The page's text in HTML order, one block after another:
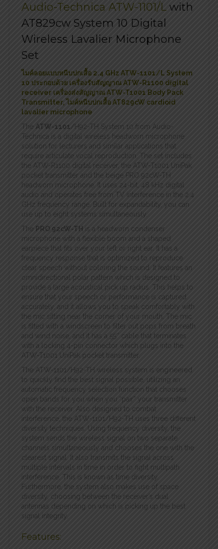
Audio-Technica ATW-1101/L with
AT829cw System 10 Digital
Wireless Lavalier Microphone
Set
ไมค์ลอยแบบหนีบปกเสื้อ 2.4 GHz ATW-1101/L System
10 ประกอบด้วย เครื่องรับสัญญาณ ATW-R1100 digital
receiver เครื่องส่งสัญญาณ ATW-T1001 Body Pack
Transmitter, ไมค์หนีบปกเสื้อ AT829cW cardioid
lavalier microphone
The ATW-1101/H92-TH System 10 from Audio-
Technica is a digital wireless headworn microphone
solution for lecturers and similar applications that
require articulate vocal reproduction. The set includes
the ATW-R1100 digital receiver, the ATW-T1001 UniPak
pocket transmitter and the beige PRO 92cW-TH
headworn microphone. It uses 24-bit, 48 kHz digital
audio and operates free from TV interference in the 2.4
GHz frequency range. Built for expandability, you can
use up to eight systems simultaneously.
The PRO 92cW-TH is a headworn condenser
microphone with a flexible boom and a shaped
earpiece that fits over your left or right ear. It has a
frequency response that is optimized to reproduce
clear speech without coloring the sound. It features an
omnidirectional polar pattern which is designed to
provide a large acoustical pick up radius. This helps to
ensure that your speech or performance is captured
accurately, and it allows you to speak comfortably with
the mic sitting near the corner of your mouth. The mic
is fitted with a windscreen to filter out pops from breath
and wind noise, and it has a 55″ cable that terminates
with a locking 4-pin connector which plugs into the
ATW-T1001 UniPak pocket transmitter.
The ATW-1101/H92-TH wireless system is engineered
to quickly find the best signal possible, utilizing an
automatic frequency selection function that chooses
open bands for you when you “pair” your transmitter
with the receiver. Also designed to combat
interference, the ATW-1101/H92-TH uses three different
diversity techniques. Using frequency diversity, the
system sends the wireless signal on two separate
channels simultaneously and chooses the one with the
clearest signal. It also transmits the signal across
multiple intervals in time in order to fight multipath
interference. This is known as time diversity.
Furthermore, the system also makes use of space
diversity, choosing between the receiver’s dual
antennas depending on which is picking up the best
signal integrity.
Features: